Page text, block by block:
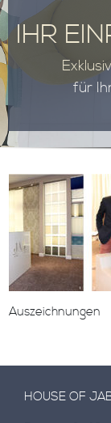
IHR
für
Auszeichnungen
HOUSE OF